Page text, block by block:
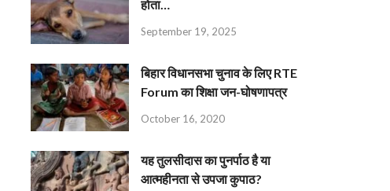
होता…
September 19, 2025
बिहार विधानसभा चुनाव के लिए RTE
Forum का शिक्षा जन-घोषणापत्र
October 16, 2020
यह तुलसीदास का पुनर्पाठ है या
आत्महीनता से उपजा कुपाठ?